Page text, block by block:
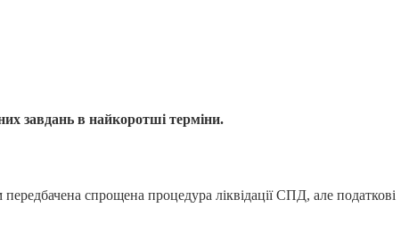
завдань в найкоротші терміни.
передбачена спрощена процедура ліквідації СПД, але податкові